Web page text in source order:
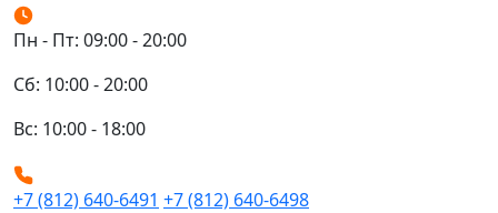
Пн - Пт: 09:00 - 20:00
Сб: 10:00 - 20:00
Вс: 10:00 - 18:00
+7 (812) 640-6491 +7 (812) 640-6498